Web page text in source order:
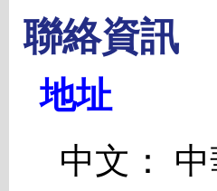
聯絡資訊
地址
中文：